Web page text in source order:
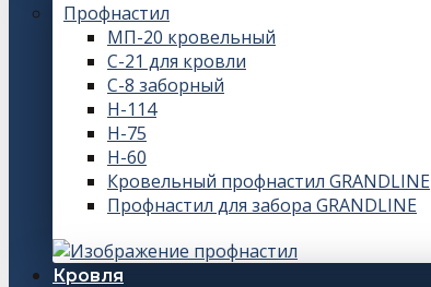
Профнастил
МП-20 кровельный
С-21 для кровли
С-8 заборный
Н-114
Н-75
Н-60
Кровельный профнастил GRANDLINE
Профнастил для забора GRANDLINE
Кровля